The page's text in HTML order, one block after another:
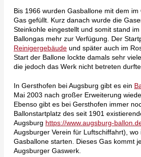
Bis 1966 wurden Gasballone mit dem
Gas gefüllt. Kurz danach wurde die
Steinkohle eingestellt und somit stand
Ballongas mehr zur Verfügung. Der
Reinigergebäude und später auch im
Start der Ballone lockte damals sehr
die jedoch das Werk nicht betreten
In Gersthofen bei Augsburg gibt es ein
Mai 2003 nach großer Erweiterung
Ebenso gibt es bei Gersthofen immer
Ballonstartplatz des seit 1901
Augsburg https://www.augsburg-
Augsburger Verein für Luftschiffahrt),
Gasballone starten. Dieses Gas kommt
Augsburger Gaswerk.